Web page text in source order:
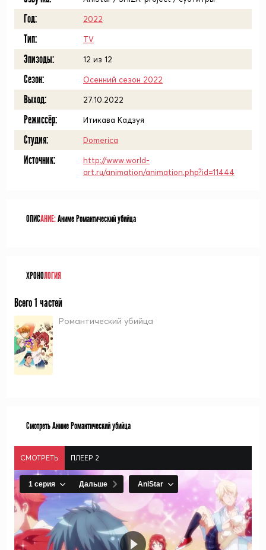
Год: 2022
Тип: TV
Эпизоды: 12 из 12
Сезон: Осенний сезон 2022
Выход: 27.10.2022
Режиссёр: Итикава Кадзуя
Студия: Domerica
Источник:
http://www.world-
art.ru/animation/animation.php?id=11444
ОПИСАНИЕ:Аниме Романтический убийца
ХРОНОЛОГИЯ
Всего 1 частей
Романтический убийца
Смотреть Аниме Романтический убийца
СМОТРЕТЬ ПЛЕЕР 2